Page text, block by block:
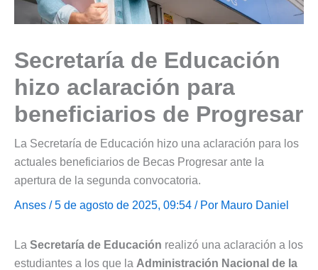
Secretaría de Educación
hizo aclaración para
beneficiarios de Progresar
La Secretaría de Educación hizo una aclaración para los
actuales beneficiarios de Becas Progresar ante la
apertura de la segunda convocatoria.
Anses / 5 de agosto de 2025, 09:54 / Por Mauro Daniel
La Secretaría de Educación realizó una aclaración a los
estudiantes a los que la Administración Nacional de la